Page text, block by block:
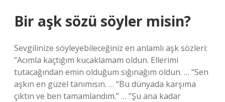
Bir aşk sözü söyler misin?
Sevgilinize söyleyebileceğiniz en anlamlı aşk sözleri:
“Acımla kaçtığım kucaklamam oldun. Ellerimi
tutacağından emin olduğum sığınağım oldun. … “Sen
aşkın en güzel tanımısın. … “Bu dünyada karşıma
çıktın ve ben tamamlandım.” … “Şu ana kadar